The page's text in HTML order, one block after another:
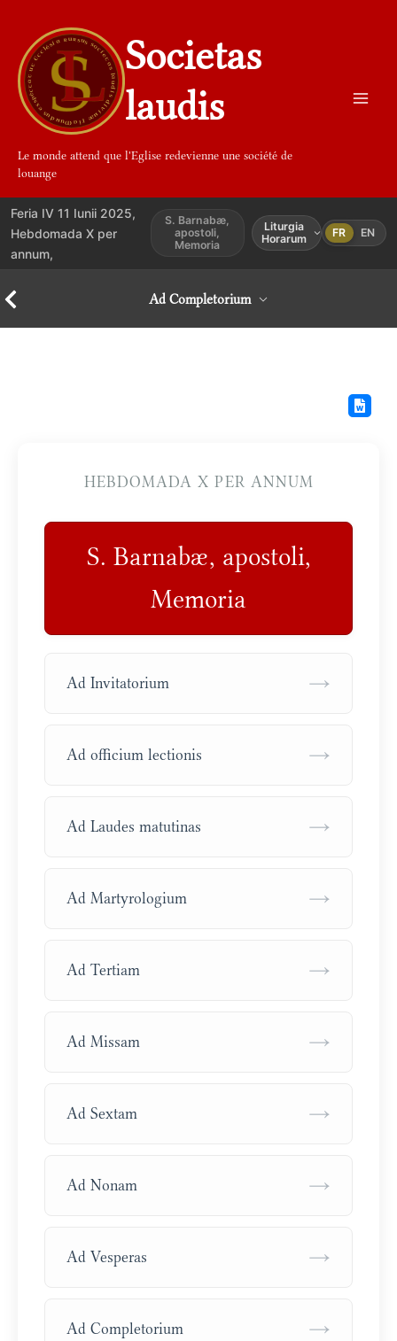
contenu
Societas
laudis
Le monde attend que l'Eglise redevienne une société de
louange
Feria IV 11 Iunii 2025,
Hebdomada X per
annum,
S. Barnabæ,
apostoli,
Memoria
Liturgia
Horarum
FR EN
Ad Completorium
HEBDOMADA X PER ANNUM
S. Barnabæ, apostoli,
Memoria
Ad Invitatorium →
Ad officium lectionis →
Ad Laudes matutinas →
Ad Martyrologium →
Ad Tertiam →
Ad Missam →
Ad Sextam →
Ad Nonam →
Ad Vesperas →
Ad Completorium →